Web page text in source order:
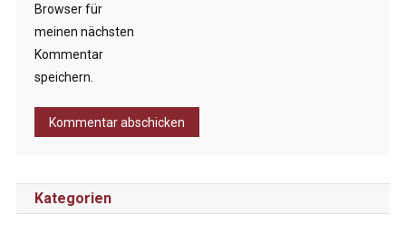
Browser für
meinen nächsten
Kommentar
speichern.
Kategorien